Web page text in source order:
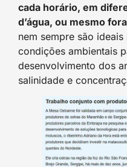
cada horário, em
d’água, ou mesmo
nem sempre são
condições ambientais
desenvolvimento dos
salinidade e